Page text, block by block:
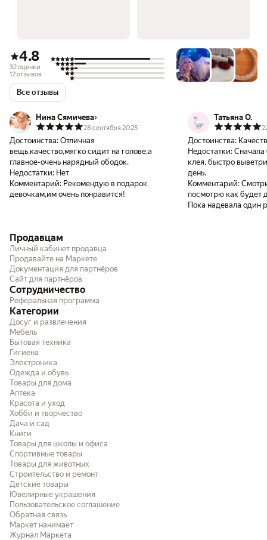
4.8
32 оценки
12 отзывов
Все отзывы
Нина Сямичева
28 сентября 2025
Достоинства: Отличная
вещь,качество,мягко сидит на голове,а
главное-очень нарядный ободок.
Недостатки: Нет
Комментарий: Рекомендую в подарок
девочкам,им очень понравится!
Татьяна О.
Достоинства:
Недостатки: Сначала
клея, быстро
день.
Комментарий:
посмотрю как будет
Пока надевала один
Продавцам
Личный кабинет продавца
Продавайте на Маркете
Документация для партнёров
Сайт для партнёров
Сотрудничество
Реферальная программа
Категории
Досуг и развлечения
Мебель
Бытовая техника
Гигиена
Электроника
Одежда и обувь
Товары для дома
Аптека
Красота и уход
Хобби и творчество
Дача и сад
Книги
Товары для школы и офиса
Спортивные товары
Товары для животных
Строительство и ремонт
Детские товары
Ювелирные украшения
Пользовательское соглашение
Обратная связь
Маркет нанимает
Журнал Маркета